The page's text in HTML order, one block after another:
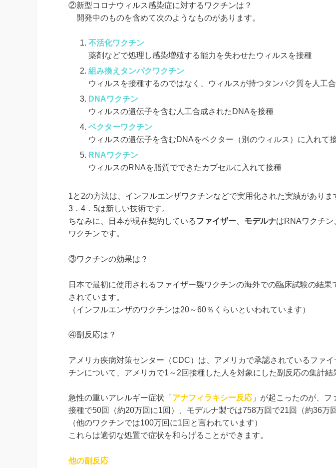
②新型コロナウィルス感染症に対するワクチンは？
開発中のものを含めて次のようなものがあります。
不活化ワクチン
薬剤などで処理し感染増殖する能力を失わせたウィルスを接種
組み換えタンパクワクチン
ウィルスを接種するのではなく、ウィルスが持つタンパク質を人工
DNAワクチン
ウィルスの遺伝子を含む人工合成されたDNAを接種
ベクターワクチン
ウィルスの遺伝子を含むDNAをベクター（別のウィルス）に入れて
RNAワクチン
ウィルスのRNAを脂質でできたカプセルに入れて接種
1と2の方法は、インフルエンザワクチンなどで実用化された実績がありま
3．4．5は新しい技術です。
ちなみに、日本が現在契約しているファイザー モデルナはRNAワクチン
ワクチンです。
③ワクチンの効果は？
日本で最初に使用されるファイザー製ワクチンの海外での臨床試験の結果
されています。
（インフルエンザのワクチンは20～60％くらいといわれています）
④副反応は？
アメリカ疾病対策センター（CDC）は、アメリカで承認されているファ
チンについて、アメリカで1～2回接種した人を対象にした副反応の集計結
急性の重いアレルギー症状「 アナフィラキシー反応 」が起こったのが、
接種で50回（約20万回に1回）、モデルナ製では758万回で21回（約36万
（他のワクチンでは100万回に1回と言われています）
これらは適切な処置で症状を和らげることができます。
他の副反応